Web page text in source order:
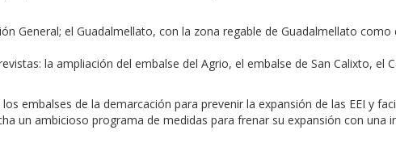
General; el Guadalmellato, con la zona regable de Guadalmellato como
la ampliación del embalse del Agrio, el embalse de San Calixto, el
embalses de la demarcación para prevenir la expansión de las EEI y
un ambicioso programa de medidas para frenar su expansión con una